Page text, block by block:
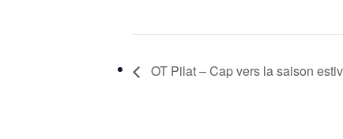
OT Pilat – Cap vers la saison